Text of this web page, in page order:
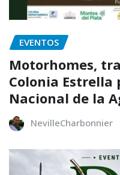
EVENTOS
Motorhomes,
Colonia Estrella
Nacional de la
NevilleCharbonnier